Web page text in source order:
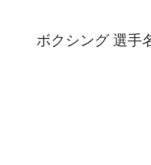
ボクシング 選